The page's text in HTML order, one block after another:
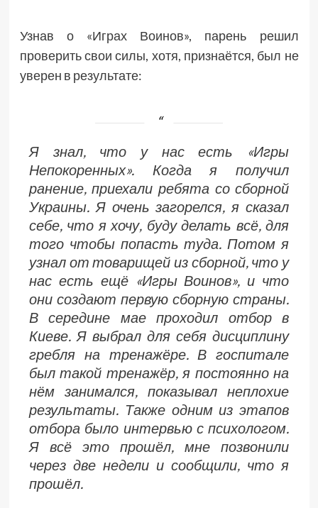
Узнав о «Играх Воинов», парень решил
проверить свои силы, хотя, признаётся, был не
уверен в результате:
Я знал, что у нас есть «Игры
Непокоренных». Когда я получил
ранение, приехали ребята со сборной
Украины. Я очень загорелся, я сказал
себе, что я хочу, буду делать всё, для
того чтобы попасть туда. Потом я
узнал от товарищей из сборной, что у
нас есть ещё «Игры Воинов», и что
они создают первую сборную страны.
В середине мае проходил отбор в
Киеве. Я выбрал для себя дисциплину
гребля на тренажёре. В госпитале
был такой тренажёр, я постоянно на
нём занимался, показывал неплохие
результаты. Также одним из этапов
отбора было интервью с психологом.
Я всё это прошёл, мне позвонили
через две недели и сообщили, что я
прошёл.